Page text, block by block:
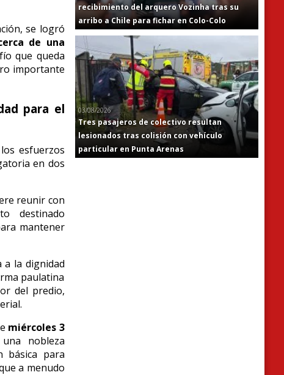
se logró
de una
que queda
importante
para el
esfuerzos
en dos
reunir con
destinado
mantener
a la dignidad
paulatina
del predio,
miércoles 3
nobleza
básica para
a menudo
recibimiento del arquero Vozinha tras su
arribo a Chile para fichar en Colo-Colo
03/08/2026
Tres pasajeros de colectivo resultan
lesionados tras colisión con vehículo
particular en Punta Arenas